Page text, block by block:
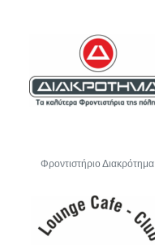
Φροντιστήριο Διακρότημα